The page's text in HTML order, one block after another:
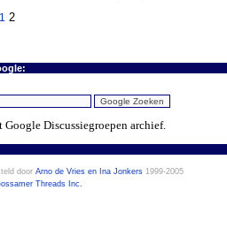
1 2
Google Discussiegroepen archief.
door Arno de Vries en Ina Jonkers 1999-2005
Threads Inc.